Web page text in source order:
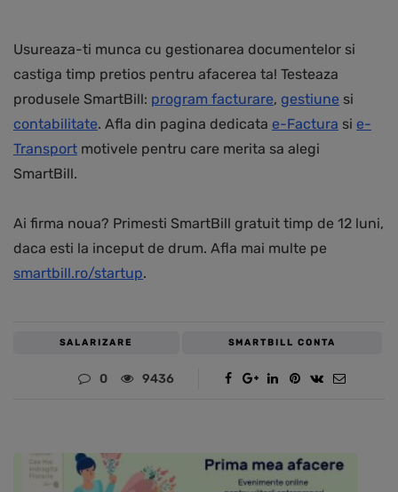
Usureaza-ti munca cu gestionarea documentelor si
castiga timp pretios pentru afacerea ta! Testeaza
produsele SmartBill: program facturare, gestiune si
contabilitate. Afla din pagina dedicata e-Factura si e-
Transport motivele pentru care merita sa alegi
SmartBill.
Ai firma noua? Primesti SmartBill gratuit timp de 12 luni,
daca esti la inceput de drum. Afla mai multe pe
smartbill.ro/startup.
SALARIZARE SMARTBILL CONTA
0 9436